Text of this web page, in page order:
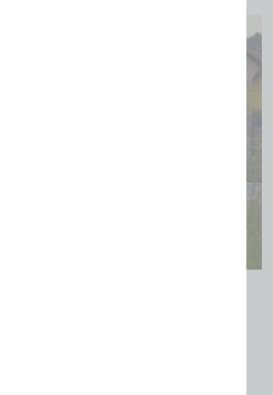
hakt
„Blauer Salon“:
unterschiedliche Player der